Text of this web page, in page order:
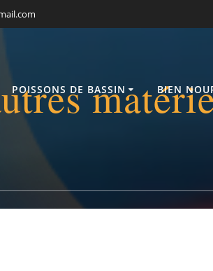
POISSONS DE BASSIN BIEN